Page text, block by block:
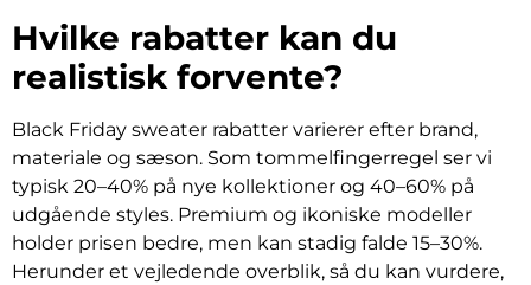
Hvilke rabatter kan du
realistisk forvente?
Black Friday sweater rabatter varierer efter brand,
materiale og sæson. Som tommelfingerregel ser vi
typisk 20–40% på nye kollektioner og 40–60% på
udgående styles. Premium og ikoniske modeller
holder prisen bedre, men kan stadig falde 15–30%.
Herunder et vejledende overblik, så du kan vurdere,